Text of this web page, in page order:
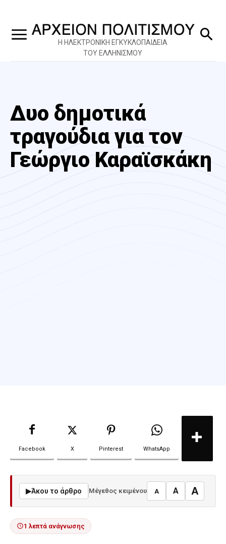
Η ΗΛΕΚΤΡΟΝΙΚΗ ΕΓΚΥΚΛΟΠΑΙΔΕΙΑ
ΤΟΥ ΕΛΛΗΝΙΣΜΟΥ
Δυο δημοτικά
τραγούδια για τον
Γεώργιο Καραϊσκάκη
Facebook X Pinterest WhatsApp
▶Άκου το άρθρο Μέγεθος κειμένου A A A
1 λεπτά ανάγνωσης